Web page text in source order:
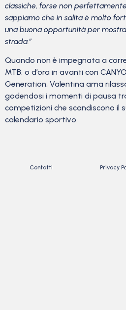
classiche, forse non
sappiamo che in salita è molto
una buona opportunità per
strada.”
Quando non è impegnata a
MTB, o d’ora in avanti con
Generation, Valentina ama
godendosi i momenti di pausa
competizioni che scandiscono il
calendario sportivo.
Contatti Privacy